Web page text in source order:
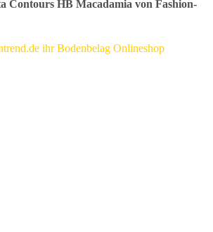
Contours HB Macadamia von Fashion-
ihr Bodenbelag Onlineshop